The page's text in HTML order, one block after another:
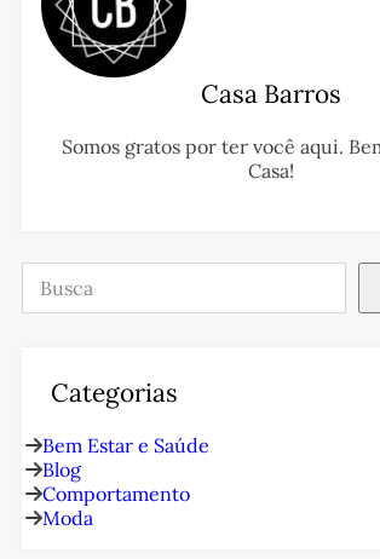
Casa Barros
Somos gratos por ter você aqui.
Casa!
Pesquisar
Categorias
Bem Estar e Saúde
Blog
Comportamento
Moda